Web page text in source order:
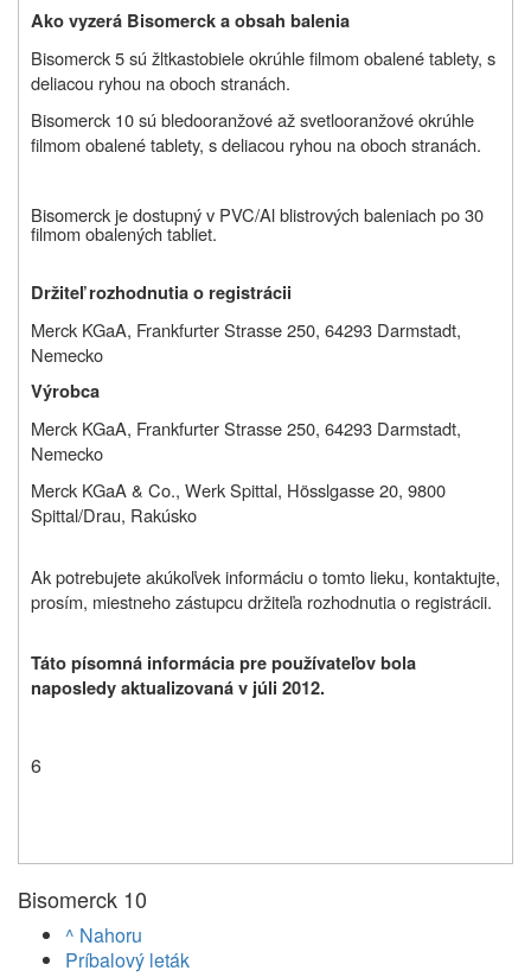
Ako vyzerá Bisomerck a obsah balenia
Bisomerck 5 sú žltkastobiele okrúhle filmom obalené tablety, s
deliacou ryhou na oboch stranách.
Bisomerck 10 sú bledooranžové až svetlooranžové okrúhle
filmom obalené tablety, s deliacou ryhou na oboch stranách.
Bisomerck je dostupný v PVC/Al blistrových baleniach po 30
filmom obalených tabliet.
Držiteľ rozhodnutia o registrácii
Merck KGaA, Frankfurter Strasse 250, 64293 Darmstadt,
Nemecko
Výrobca
Merck KGaA, Frankfurter Strasse 250, 64293 Darmstadt,
Nemecko
Merck KGaA & Co., Werk Spittal, Hösslgasse 20, 9800
Spittal/Drau, Rakúsko
Ak potrebujete akúkoľvek informáciu o tomto lieku, kontaktujte,
prosím, miestneho zástupcu držiteľa rozhodnutia o registrácii.
Táto písomná informácia pre používateľov bola
naposledy aktualizovaná v júli 2012.
6
Bisomerck 10
^ Nahoru
Príbalový leták